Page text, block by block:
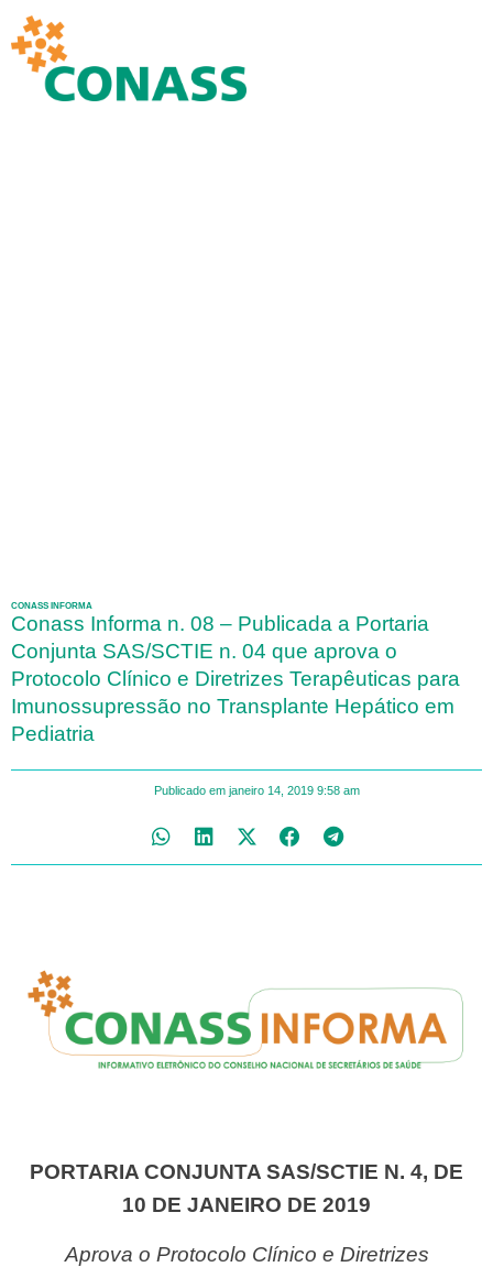
CONASS INFORMA
Conass Informa n. 08 – Publicada a Portaria
Conjunta SAS/SCTIE n. 04 que aprova o
Protocolo Clínico e Diretrizes Terapêuticas para
Imunossupressão no Transplante Hepático em
Pediatria
Publicado em janeiro 14, 2019 9:58 am
PORTARIA CONJUNTA SAS/SCTIE N. 4, DE
10 DE JANEIRO DE 2019
Aprova o Protocolo Clínico e Diretrizes